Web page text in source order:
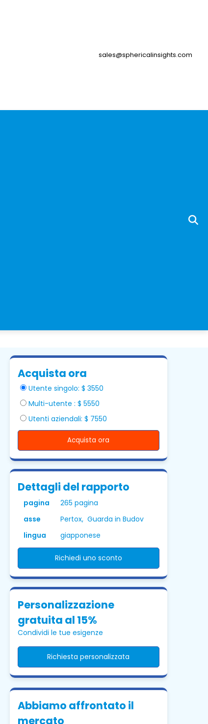
sales@sphericalinsights.com
Acquista ora
Utente singolo: $ 3550
Multi-utente : $ 5550
Utenti aziendali: $ 7550
Acquista ora
Dettagli del rapporto
pagina
265 pagina
asse
Pertox, Guarda in Budov
lingua
giapponese
Richiedi uno sconto
Personalizzazione
gratuita al 15%
Condividi le tue esigenze
Richiesta personalizzata
Abbiamo affrontato il
mercato